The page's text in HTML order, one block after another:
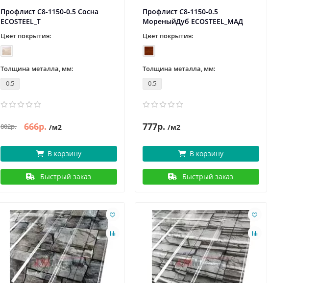
Профлист С8-1150-0.5 Сосна
ECOSTEEL_T
Цвет покрытия:
Толщина металла, мм:
0.5
802р. 666р. /м2
В корзину
Быстрый заказ
Профлист С8-1150-0.5
МореныйДуб ECOSTEEL_МАД
Цвет покрытия:
Толщина металла, мм:
0.5
777р. /м2
В корзину
Быстрый заказ